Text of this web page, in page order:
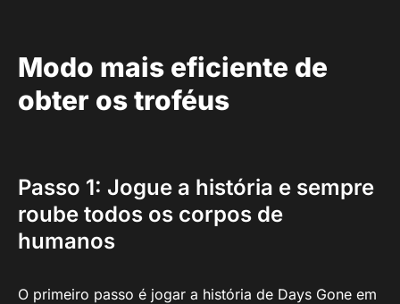
Modo mais eficiente de
obter os troféus
Passo 1: Jogue a história e sempre
roube todos os corpos de
humanos
O primeiro passo é jogar a história de Days Gone em